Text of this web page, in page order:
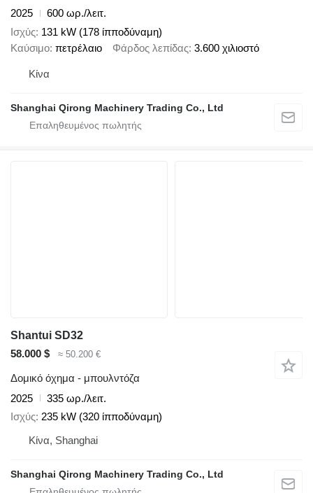
2025
600 ωρ./λειτ.
Ισχύς 131 kW (178 ίπποδύναμη)
Καύσιμο πετρέλαιο Φάρδος λεπίδας 3.600 χιλιοστό
Κίνα
Shanghai Qirong Machinery Trading Co., Ltd
Shantui SD32
58.000 $
≈ 50.200 €
Δομικό όχημα - μπουλντόζα
2025
335 ωρ./λειτ.
Ισχύς 235 kW (320 ίπποδύναμη)
Κίνα, Shanghai
Shanghai Qirong Machinery Trading Co., Ltd